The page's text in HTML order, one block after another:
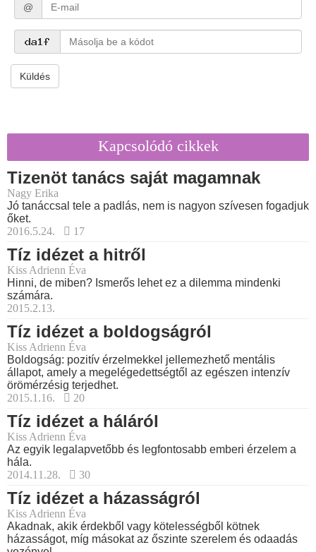
@
Küldés
Kapcsolódó cikkek
Tizenöt tanács saját magamnak
Nagy Erika
Jó tanáccsal tele a padlás, nem is nagyon szívesen fogadjuk
őket.
2016.5.24.
17
Tíz idézet a hitről
Kiss Adrienn Éva
Hinni, de miben? Ismerős lehet ez a dilemma mindenki
számára.
2015.2.13.
Tíz idézet a boldogságról
Kiss Adrienn Éva
Boldogság: pozitív érzelmekkel jellemezhető mentális
állapot, amely a megelégedettségtől az egészen intenzív
örömérzésig terjedhet.
2015.1.16.
20
Tíz idézet a háláról
Kiss Adrienn Éva
Az egyik legalapvetőbb és legfontosabb emberi érzelem a
hála.
2014.11.28.
30
Tíz idézet a házasságról
Kiss Adrienn Éva
Akadnak, akik érdekből vagy kötelességből kötnek
házasságot, míg másokat az őszinte szerelem és odaadás